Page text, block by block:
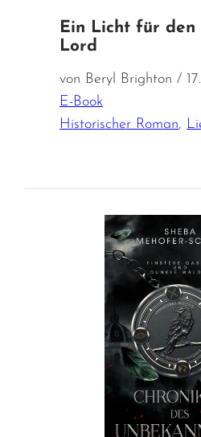
Ein Licht für den
Lord
von Beryl Brighton /
E-Book
Historischer Roman,